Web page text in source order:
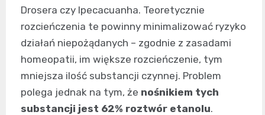
Drosera czy Ipecacuanha. Teoretycznie
rozcieńczenia te powinny minimalizować ryzyko
działań niepożądanych – zgodnie z zasadami
homeopatii, im większe rozcieńczenie, tym
mniejsza ilość substancji czynnej. Problem
polega jednak na tym, że nośnikiem tych
substancji jest 62% roztwór etanolu.